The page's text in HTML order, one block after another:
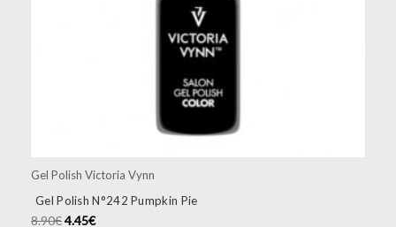
Gel Polish Victoria Vynn
Gel Polish N°242 Pumpkin Pie
8.90€4.45€